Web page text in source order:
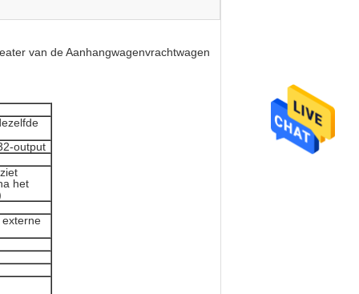
van de Aanhangwagenvrachtwagen
output
het